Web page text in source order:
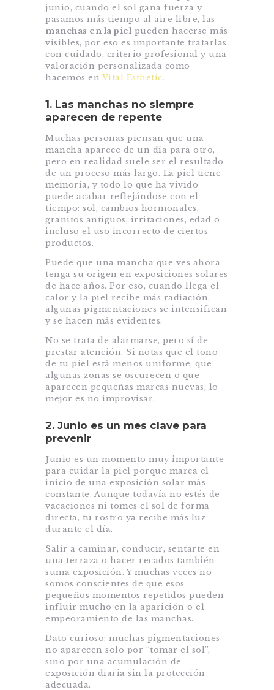
junio, cuando el sol gana fuerza y
pasamos más tiempo al aire libre, las
manchas en la piel pueden hacerse más
visibles, por eso es importante tratarlas
con cuidado, criterio profesional y una
valoración personalizada como
hacemos en Vital Esthetic.
1. Las manchas no siempre
aparecen de repente
Muchas personas piensan que una
mancha aparece de un día para otro,
pero en realidad suele ser el resultado
de un proceso más largo. La piel tiene
memoria, y todo lo que ha vivido
puede acabar reflejándose con el
tiempo: sol, cambios hormonales,
granitos antiguos, irritaciones, edad o
incluso el uso incorrecto de ciertos
productos.
Puede que una mancha que ves ahora
tenga su origen en exposiciones solares
de hace años. Por eso, cuando llega el
calor y la piel recibe más radiación,
algunas pigmentaciones se intensifican
y se hacen más evidentes.
No se trata de alarmarse, pero sí de
prestar atención. Si notas que el tono
de tu piel está menos uniforme, que
algunas zonas se oscurecen o que
aparecen pequeñas marcas nuevas, lo
mejor es no improvisar.
2. Junio es un mes clave para
prevenir
Junio es un momento muy importante
para cuidar la piel porque marca el
inicio de una exposición solar más
constante. Aunque todavía no estés de
vacaciones ni tomes el sol de forma
directa, tu rostro ya recibe más luz
durante el día.
Salir a caminar, conducir, sentarte en
una terraza o hacer recados también
suma exposición. Y muchas veces no
somos conscientes de que esos
pequeños momentos repetidos pueden
influir mucho en la aparición o el
empeoramiento de las manchas.
Dato curioso: muchas pigmentaciones
no aparecen solo por “tomar el sol”,
sino por una acumulación de
exposición diaria sin la protección
adecuada.